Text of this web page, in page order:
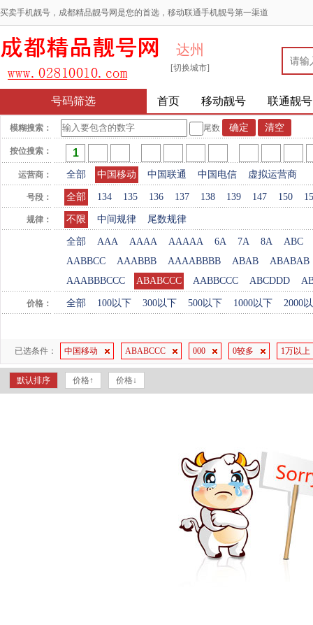
买卖手机靓号，成都精品靓号网是您的首选，移动联通手机靓号第一渠道
达州
[切换城市]
号码筛选 首页 移动靓号 联通靓号
模糊搜索： 尾数
按位搜索：
运营商： 全部 中国移动 中国联通 中国电信 虚拟运营商
号段： 全部 134 135 136 137 138 139 147 150
规律： 不限 中间规律 尾数规律
全部 AAA AAAA AAAAA 6A 7A 8A
ABC
AABBCC
AAABBB AAAABBBB ABAB
ABABAB
AAABBBCCC
ABABCCC AABBCCC ABCDDD
价格： 全部 100以下 300以下 500以下 1000以下 2000
已选条件： 中国移动 ABABCCC 000 0较多 1万以上
默认排序 价格↑ 价格↓